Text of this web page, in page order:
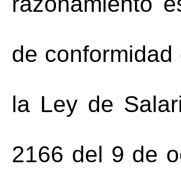
de
la Ley de
2166 del 9 de